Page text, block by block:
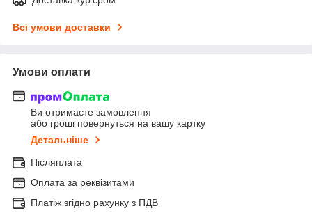
Всі умови доставки
Умови оплати
Ви отримаєте замовлення
або гроші повернуться на вашу картку
Детальніше
Післяплата
Оплата за реквізитами
Платіж згідно рахунку з ПДВ